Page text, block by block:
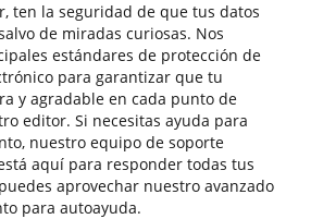
ten la seguridad de que tus datos
de miradas curiosas. Nos
estándares de protección de
para garantizar que tu
y agradable en cada punto de
editor. Si necesitas ayuda para
nuestro equipo de soporte
aquí para responder todas tus
aprovechar nuestro avanzado
para autoayuda.